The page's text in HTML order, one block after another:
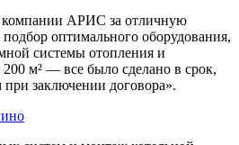
компании АРИС за отличную
оптимального оборудования,
системы отопления и
м² — все было сделано в срок,
заключении договора».